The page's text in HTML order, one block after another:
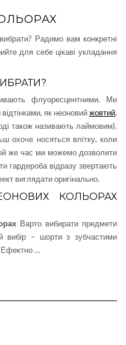
Радимо вам конкретні
для себе цікаві укладання
флуоресцентними. Ми
як неоновийжовтий,
також називають лаймовим).
охоче носяться влітку, коли
же час ми можемо дозволити
гардероба відразу звертають
виглядати оригінально.
КОЛЬОРАХ
Варто вибирати предмети
вибір – шорти з зубчастими
Ефектно …